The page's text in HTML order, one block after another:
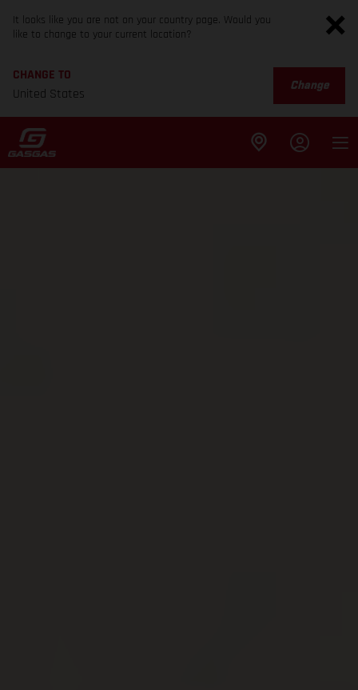
It looks like you are not on your country page. Would you
like to change to your current location?
CHANGE TO
United States
Change